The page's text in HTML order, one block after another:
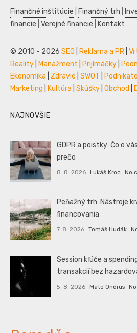
Finančné inštitúcie Finančný trh
financie Verejné financie Kontakt
© 2010 - 2026 SEO Reklama a PR
Reality
Manažment Prijímáčky
Ekonomika
Zdravie SWOT
Marketing
Kultúra Skúšky Obchod
NAJNOVŠIE
GDPR a poistky: Čo o
prečo
8. 8. 2026 Lukáš Kroc No
Peňažný trh: Nástroje
financovania
7. 8. 2026 Tomáš Hudák
Session kľúče a
transakcií bez
5. 8. 2026 Mato Ondrus